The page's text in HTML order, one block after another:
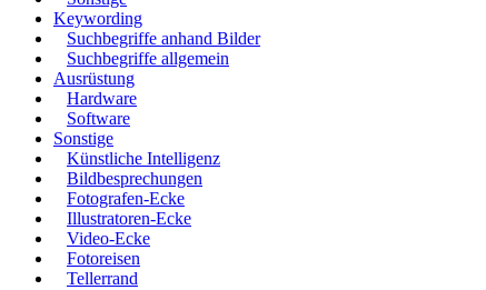
Keywording
Suchbegriffe anhand Bilder
Suchbegriffe allgemein
Ausrüstung
Hardware
Software
Sonstige
Künstliche Intelligenz
Bildbesprechungen
Fotografen-Ecke
Illustratoren-Ecke
Video-Ecke
Fotoreisen
Tellerrand